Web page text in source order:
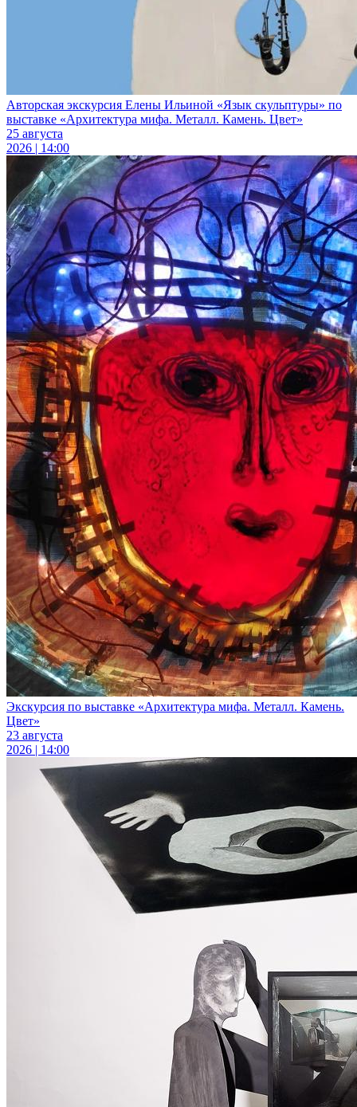
Авторская экскурсия Елены Ильиной «Язык скульптуры» по
выставке «Архитектура мифа. Металл. Камень. Цвет»
25 августа
2026 | 14:00
Экскурсия по выставке «Архитектура мифа. Металл. Камень.
Цвет»
23 августа
2026 | 14:00